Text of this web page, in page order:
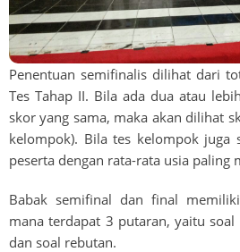
Penentuan semifinalis dilihat dari
Tes Tahap II. Bila ada dua atau
skor yang sama, maka akan dilihat
kelompok). Bila tes kelompok juga
peserta dengan rata-rata usia paling
Babak semifinal dan final
mana terdapat 3 putaran, yaitu
dan soal rebutan.